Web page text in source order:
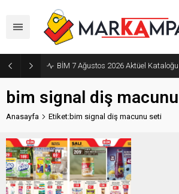
BİM 7 Ağustos 2026 Aktüel Kataloğu
bim signal diş
Anasayfa Etiket:bim signal diş macunu seti